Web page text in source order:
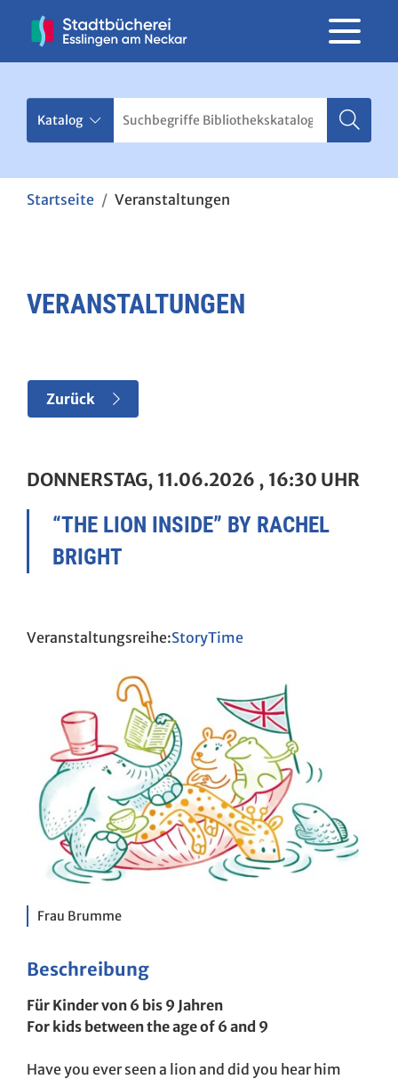
Startseite Veranstaltungen
VERANSTALTUNGEN
Zurück
DONNERSTAG, 11.06.2026 , 16:30 UHR
“THE LION INSIDE” BY RACHEL
BRIGHT
StoryTime
Frau Brumme
Beschreibung
Für Kinder von 6 bis 9 Jahren
For kids between the age of 6 and 9
Have you ever seen a lion and did you hear him